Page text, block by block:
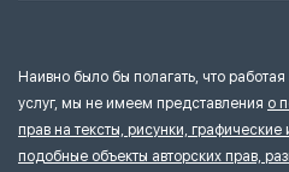
Наивно было бы полагать, что
услуг, мы не имеем представления о
прав на тексты, рисунки,
подобные объекты авторских прав,